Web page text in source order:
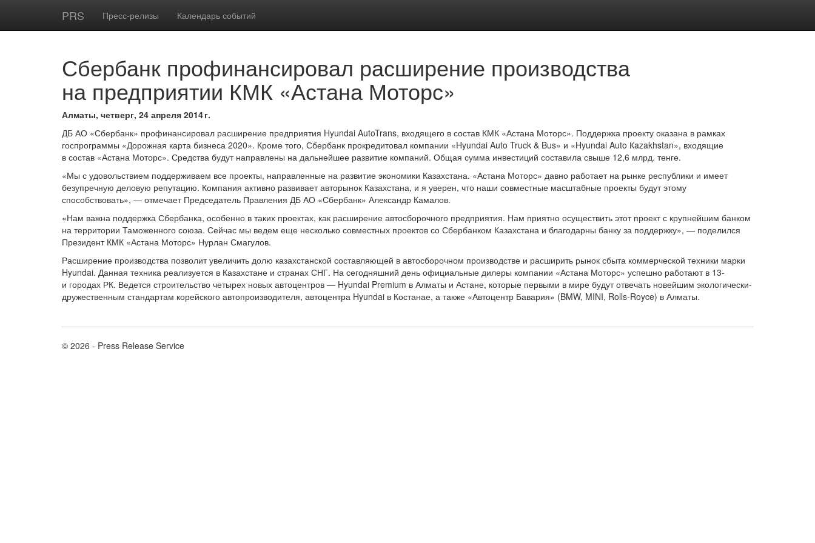
PRS Пресс-релизы Календарь событий
Сбербанк профинансировал расширение производства
на предприятии КМК «Астана Моторс»
Алматы, четверг, 24 апреля 2014 г.
ДБ АО «Сбербанк» профинансировал расширение предприятия Hyundai AutoTrans, входящего в состав КМК «Астана Моторс». Поддержка проекту оказана в рамках
госпрограммы «Дорожная карта бизнеса 2020». Кроме того, Сбербанк прокредитовал компании «Hyundai Auto Truck & Bus» и «Hyundai Auto Кazakhstan», входящие
в состав «Астана Моторс». Средства будут направлены на дальнейшее развитие компаний. Общая сумма инвестиций составила свыше 12,6 млрд. тенге.
«Мы с удовольствием поддерживаем все проекты, направленные на развитие экономики Казахстана. «Астана Моторс» давно работает на рынке республики и имеет
безупречную деловую репутацию. Компания активно развивает авторынок Казахстана, и я уверен, что наши совместные масштабные проекты будут этому
способствовать», — отмечает Председатель Правления ДБ АО «Сбербанк» Александр Камалов.
«Нам важна поддержка Сбербанка, особенно в таких проектах, как расширение автосборочного предприятия. Нам приятно осуществить этот проект с крупнейшим банком
на территории Таможенного союза. Сейчас мы ведем еще несколько совместных проектов со Сбербанком Казахстана и благодарны банку за поддержку», — поделился
Президент КМК «Астана Моторс» Нурлан Смагулов.
Расширение производства позволит увеличить долю казахстанской составляющей в автосборочном производстве и расширить рынок сбыта коммерческой техники марки
Hyundai. Данная техника реализуется в Казахстане и странах СНГ. На сегодняшний день официальные дилеры компании «Астана Моторс» успешно работают в 13-
и городах РК. Ведется строительство четырех новых автоцентров — Hyundai Premium в Алматы и Астане, которые первыми в мире будут отвечать новейшим экологически-
дружественным стандартам корейского автопроизводителя, автоцентра Hyundai в Костанае, а также «Автоцентр Бавария» (BMW, MINI, Rolls-Royce) в Алматы.
© 2026 - Press Release Service